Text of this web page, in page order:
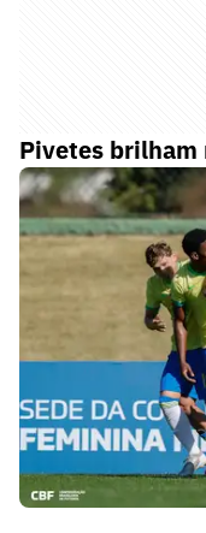
Pivetes brilham